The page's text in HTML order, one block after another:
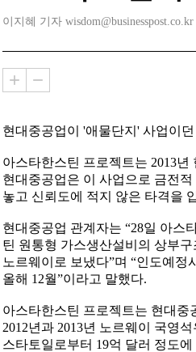
이지혜 기자 wisdom@businesspost.co.kr
현대중공업이 '애물단지' 사업이
아스타한스틴 프로젝트는 2013
현대중공업은 이 사업으로 금전
놓고 신뢰도에 적지 않은 타격을
현대중공업 관계자는 “28일 아스
틴 원통형 가스생산설비의 상부구
노르웨이로 보냈다”며 “인도예정
올해 12월”이라고 말했다.
아스타한스틴 프로젝트는 현대중
2012년과 2013년 노르웨이 국영
스타토일로부터 19억 달러 정도에